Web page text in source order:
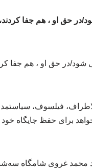
در حق او ، هم جفا
فیلسوف،
برای حفظ جایگاه
روزنامه 19دی نوشت: آیت‌الله سید محمد غروی شامگاه